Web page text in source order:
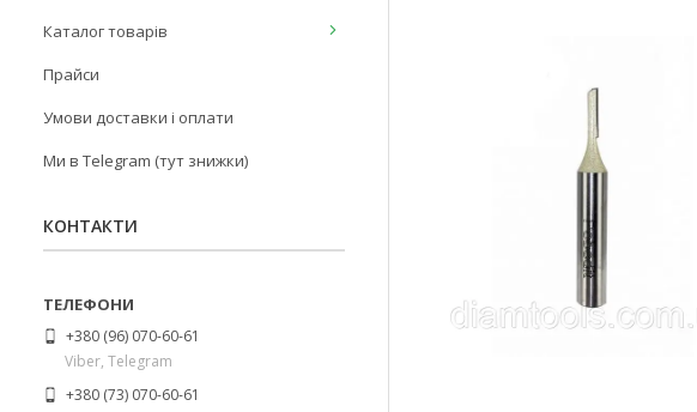
Каталог товарів
Прайси
Умови доставки і оплати
Ми в Telegram (тут знижки)
КОНТАКТИ
+380 (96) 070-60-61
Viber, Telegram
+380 (73) 070-60-61